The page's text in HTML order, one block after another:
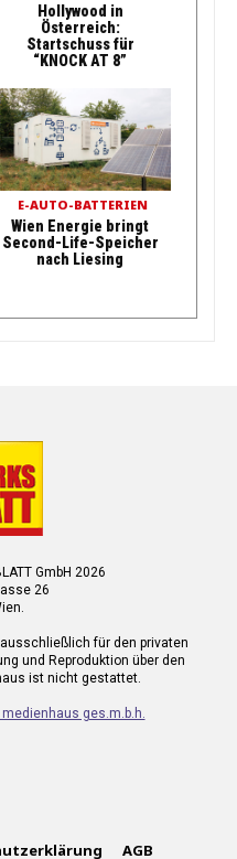
Hollywood in
Österreich:
Startschuss für
“KNOCK AT 8”
E-AUTO-BATTERIEN
Wien Energie bringt
Second-Life-Speicher
nach Liesing
GmbH 2026
26
für den privaten
und Reproduktion über den
ist nicht gestattet.
ges.m.b.h.
AGB